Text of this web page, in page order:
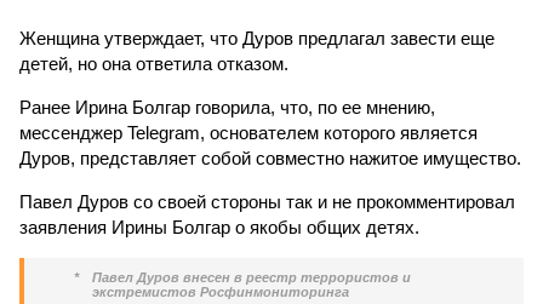
Женщина утверждает, что Дуров предлагал завести еще
детей, но она ответила отказом.
Ранее Ирина Болгар говорила, что, по ее мнению,
мессенджер Telegram, основателем которого является
Дуров, представляет собой совместно нажитое имущество.
Павел Дуров со своей стороны так и не прокомментировал
заявления Ирины Болгар о якобы общих детях.
*
Павел Дуров внесен в реестр террористов и
экстремистов Росфинмониторинга